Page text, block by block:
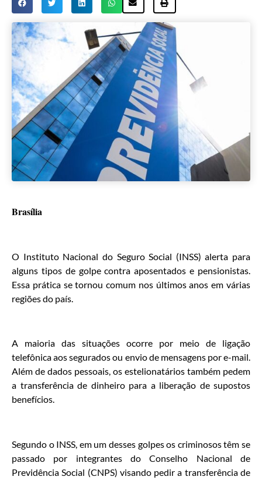
Brasília
O Instituto Nacional do Seguro Social (INSS) alerta para
alguns tipos de golpe contra aposentados e pensionistas.
Essa prática se tornou comum nos últimos anos em várias
regiões do país.
A maioria das situações ocorre por meio de ligação
telefônica aos segurados ou envio de mensagens por e-mail.
Além de dados pessoais, os estelionatários também pedem
a transferência de dinheiro para a liberação de supostos
benefícios.
Segundo o INSS, em um desses golpes os criminosos têm se
passado por integrantes do Conselho Nacional de
Previdência Social (CNPS) visando pedir a transferência de